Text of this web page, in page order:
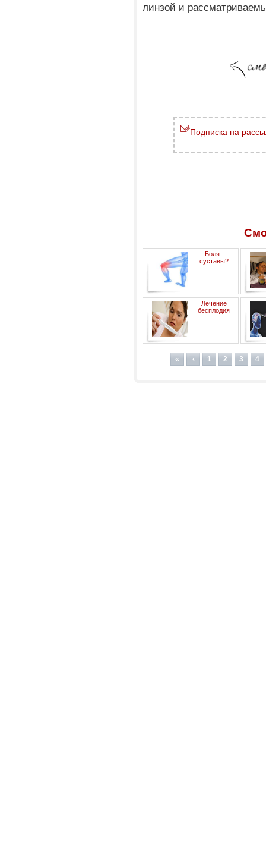
линзой и
Подписка на
Болят
суставы?
Лечение
бесплодия
« ‹ 1 2 3 4